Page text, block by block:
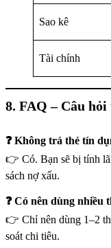
Sao kê
Tài chính
8. FAQ – Câu
❓ Không trả thẻ tín
👉 Có. Bạn sẽ bị tính
sách nợ xấu.
❓ Có nên dùng nhiều
👉 Chỉ nên dùng 1–2
soát chi tiêu.